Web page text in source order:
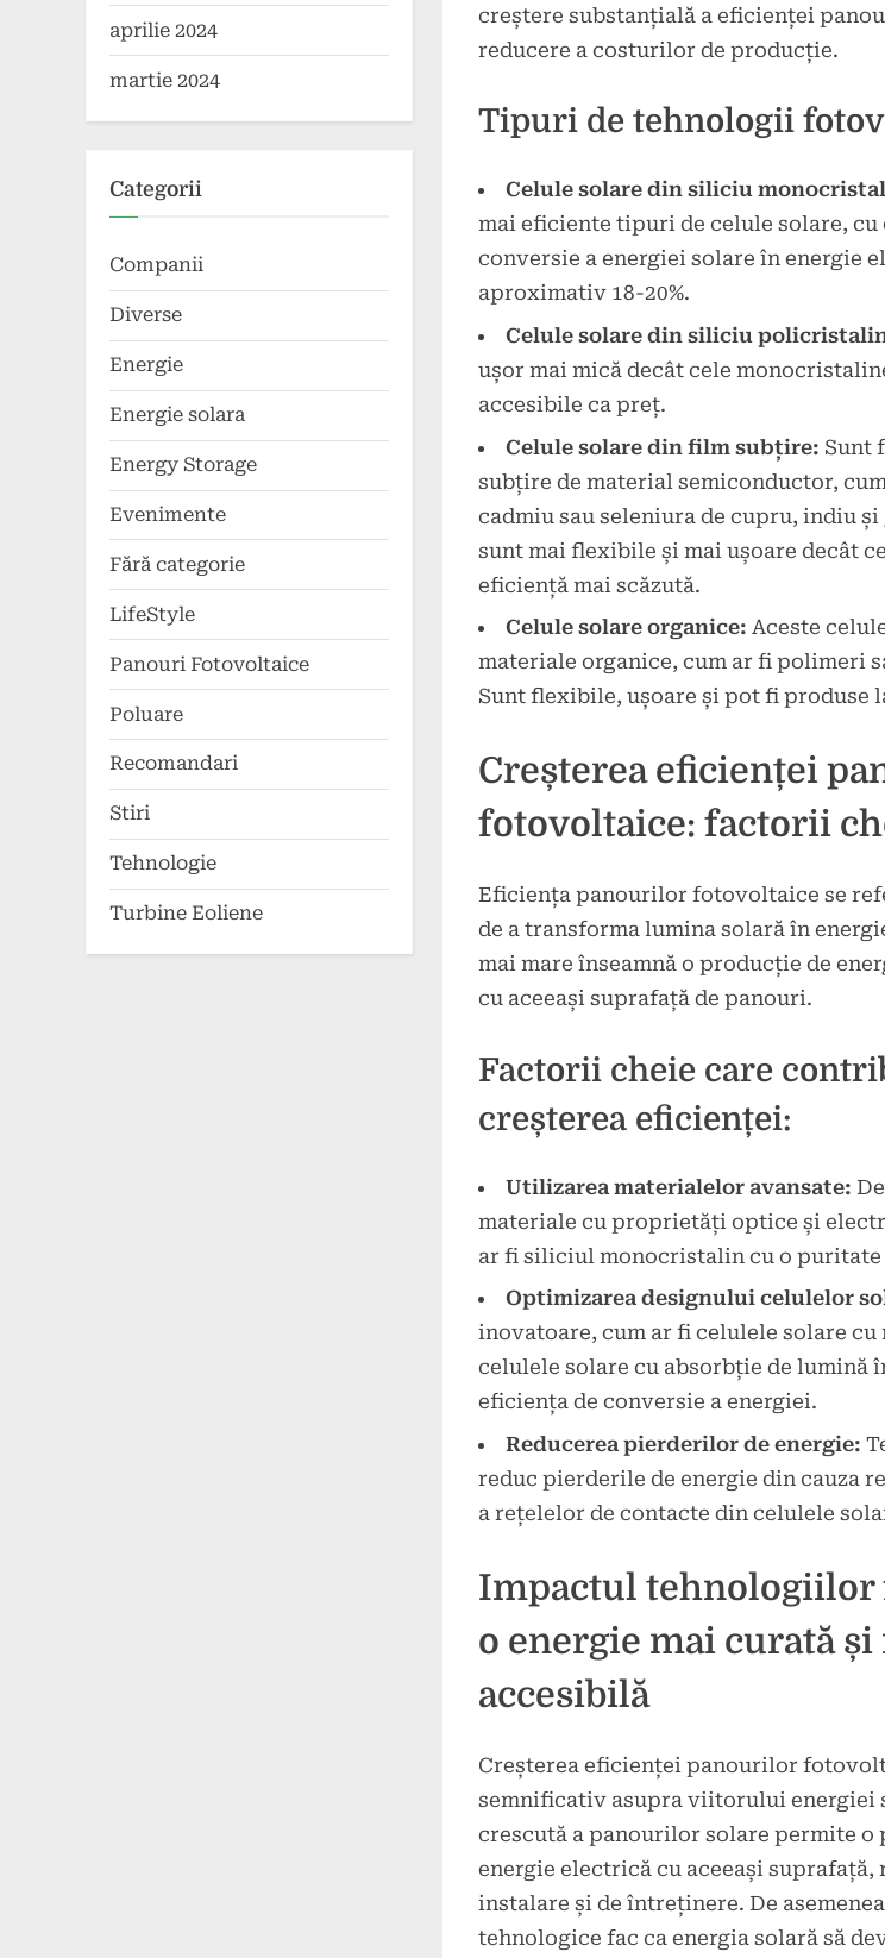
creștere substanțială a eficienței
reducere a costurilor de producție.
Tipuri de tehnologii
Celule solare din siliciu
mai eficiente tipuri de celule solare, cu
conversie a energiei solare în energie
aproximativ 18-20%.
Celule solare din siliciu
ușor mai mică decât cele
accesibile ca preț.
Celule solare din film subțire: Sunt
subțire de material semiconductor,
cadmiu sau seleniura de cupru, indiu
sunt mai flexibile și mai ușoare decât
eficiență mai scăzută.
Celule solare organice: Aceste
materiale organice, cum ar fi polimeri
Sunt flexibile, ușoare și pot fi produse
Creșterea eficienței
fotovoltaice: factorii
Eficiența panourilor fotovoltaice se
de a transforma lumina solară în
mai mare înseamnă o producție de
cu aceeași suprafață de panouri.
Factorii cheie care
creșterea eficienței:
Utilizarea materialelor avansate:
materiale cu proprietăți optice și
ar fi siliciul monocristalin cu o puritate
Optimizarea designului celulelor
inovatoare, cum ar fi celulele solare
celulele solare cu absorbție de lumină
eficiența de conversie a energiei.
Reducerea pierderilor de energie:
reduc pierderile de energie din cauza
a rețelelor de contacte din celulele
Impactul tehnologiilor
o energie mai curată și
accesibilă
Creșterea eficienței panourilor
semnificativ asupra viitorului energiei
crescută a panourilor solare permite o
energie electrică cu aceeași suprafață,
instalare și de întreținere. De
tehnologice fac ca energia solară să
aprilie 2024
martie 2024
Categorii
Companii
Diverse
Energie
Energie solara
Energy Storage
Evenimente
Fără categorie
LifeStyle
Panouri Fotovoltaice
Poluare
Recomandari
Stiri
Tehnologie
Turbine Eoliene